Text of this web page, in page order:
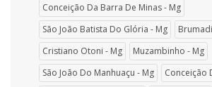
Conceição Da Barra De Minas - Mg
São João Batista Do Glória - Mg
Cristiano Otoni - Mg
Muzambinho - Mg
São João Do Manhuaçu - Mg
Conceição